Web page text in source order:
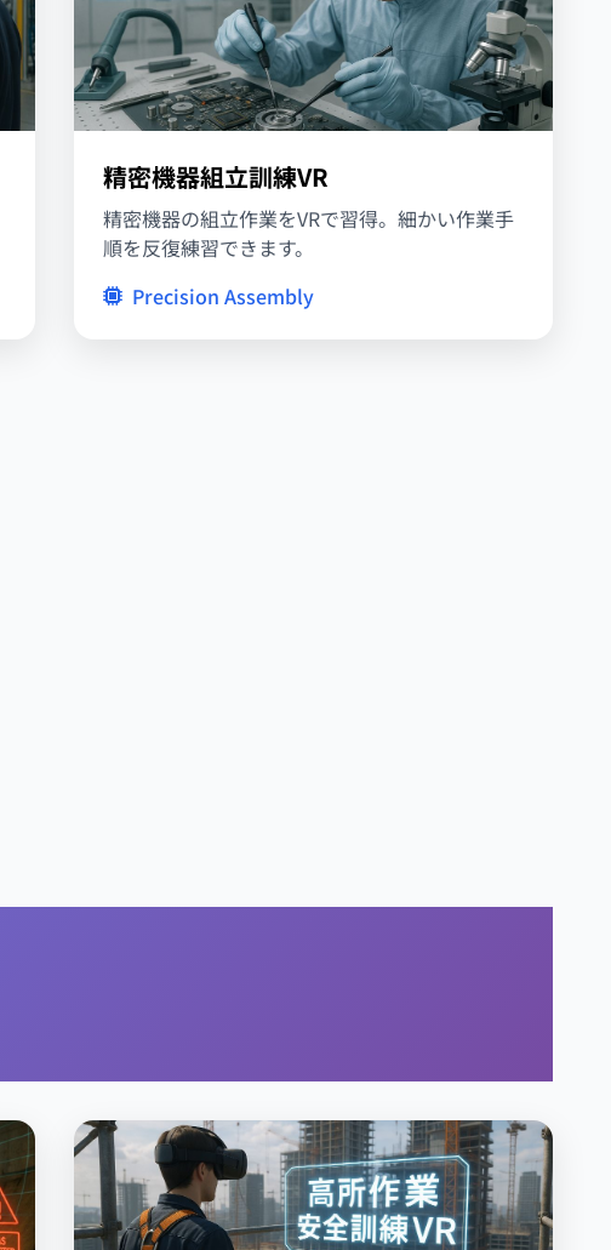
精密機器組立訓練VR
精密機器の組立作業をVRで習得。細かい作業手
順を反復練習できます。
Precision Assembly